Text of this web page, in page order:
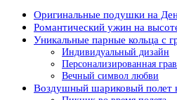
Оригинальные подушки на
Романтический ужин на
Уникальные парные кольца с
Индивидуальный дизайн
Персонализированная
Вечный символ любви
Воздушный шариковый полет